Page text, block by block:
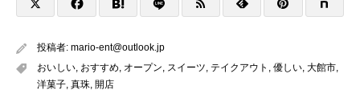
投稿者: mario-ent@outlook.jp
おいしい おすすめ オープン スイーツ テイクアウト 優しい 大館市
洋菓子 真珠 開店